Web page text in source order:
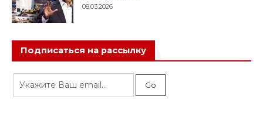
08.03.2026
Подписаться на рассылку